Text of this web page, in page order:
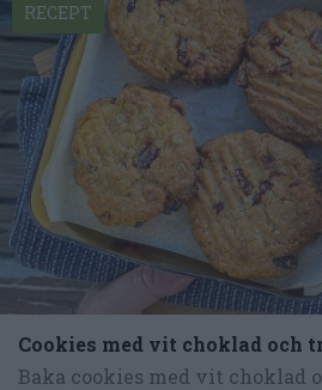
Cookies med vit choklad och
Baka cookies med vit choklad
RECEPT